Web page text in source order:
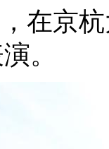
在京
。